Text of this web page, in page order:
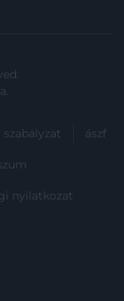
.
ászf
nyilatkozat